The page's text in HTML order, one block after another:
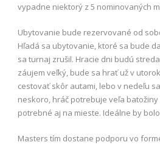
vypadne niektorý z 5 nominovaných
Ubytovanie bude rezervované od
Hľadá sa ubytovanie, ktoré sa bude
sa turnaj zrušil. Hracie dni budú
záujem veľký, bude sa hrať už v
cestovať skôr autami, lebo v nedeľu
neskoro, hráč potrebuje veľa
potrebné aj na mieste. Ideálne by
Masters tím dostane podporu vo